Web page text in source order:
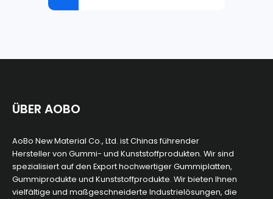
ÜBER AOBO
AoBo New Material Co., Ltd. ist Chinas führender
Hersteller von Gummi- und Kunststoffprodukten. Wir sind
spezialisiert auf den Export hochwertiger Gummiplatten,
Gummiprodukte und Kunststoffprodukte. Wir bieten Ihnen
vielfältige und maßgeschneiderte Industrielösungen, die